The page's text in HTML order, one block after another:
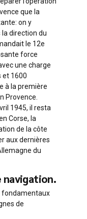
que la
on y
direction du
le 12e
force
une charge
et 1600
à la première
Provence.
1945, il resta
Corse, la
de la côte
aux dernières
du
navigation.
fondamentaux
de